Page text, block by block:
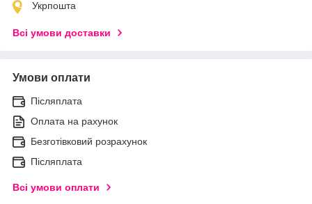
Укрпошта
Всі умови доставки
Умови оплати
Післяплата
Оплата на рахунок
Безготівковий розрахунок
Післяплата
Всі умови оплати